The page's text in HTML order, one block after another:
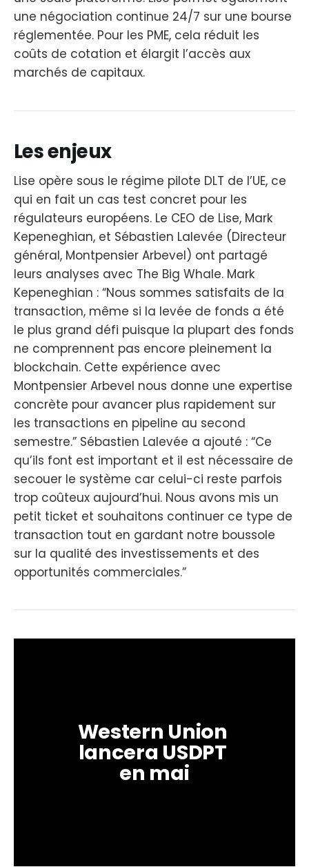
une négociation continue 24/7 sur une bourse
réglementée. Pour les PME, cela réduit les
coûts de cotation et élargit l’accès aux
marchés de capitaux.
Les enjeux
Lise opère sous le régime pilote DLT de l’UE, ce
qui en fait un cas test concret pour les
régulateurs européens. Le CEO de Lise, Mark
Kepeneghian, et Sébastien Lalevée (Directeur
général, Montpensier Arbevel) ont partagé
leurs analyses avec The Big Whale. Mark
Kepeneghian : “Nous sommes satisfaits de la
transaction, même si la levée de fonds a été
le plus grand défi puisque la plupart des fonds
ne comprennent pas encore pleinement la
blockchain. Cette expérience avec
Montpensier Arbevel nous donne une expertise
concrète pour avancer plus rapidement sur
les transactions en pipeline au second
semestre.” Sébastien Lalevée a ajouté : “Ce
qu’ils font est important et il est nécessaire de
secouer le système car celui-ci reste parfois
trop coûteux aujourd’hui. Nous avons mis un
petit ticket et souhaitons continuer ce type de
transaction tout en gardant notre boussole
sur la qualité des investissements et des
opportunités commerciales.”
Western Union
lancera USDPT
en mai